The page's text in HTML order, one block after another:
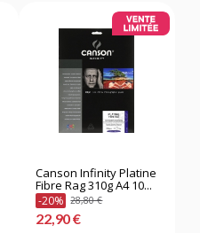
Canson Infinity Platine
Fibre Rag 310g A4 10...
-20% 28,80 €
22,90 €